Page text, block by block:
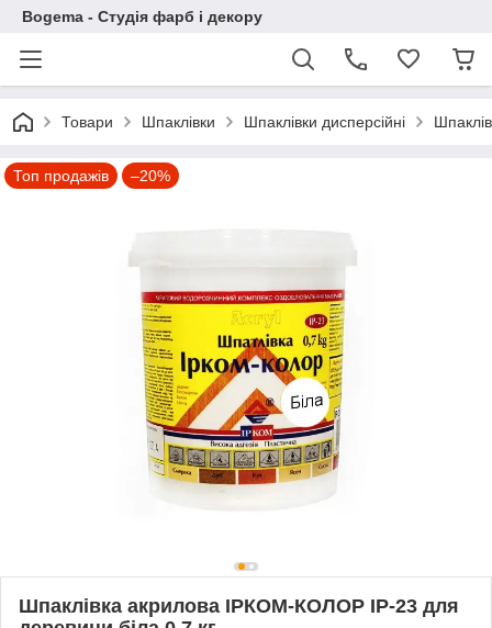
Bogema - Студія фарб і декору
Товари Шпаклівки Шпаклівки дисперсійні
Топ продажів –20%
Шпаклівка акрилова ІРКОМ-КОЛОР IP-23 для